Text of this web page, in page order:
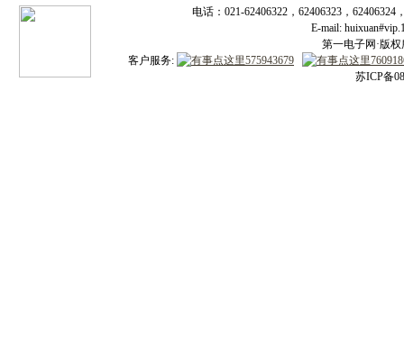
电话：021-62406322，62406323，
E-mail:
第一电子网·版权
客户服务:
苏ICP备